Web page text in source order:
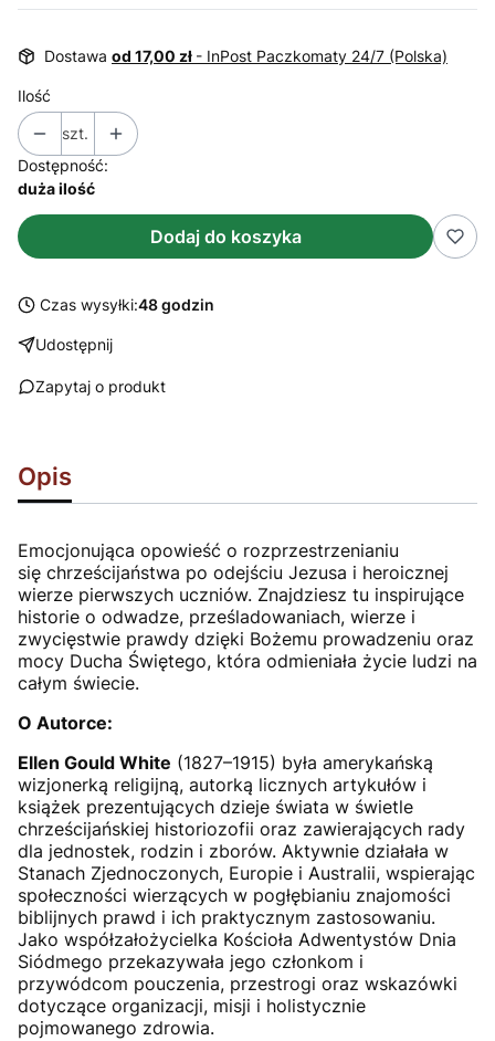
Dostawa od 17,00 zł - InPost Paczkomaty 24/7 (Polska)
Ilość
szt.
Dostępność:
duża ilość
Dodaj do koszyka
Czas wysyłki:48 godzin
Udostępnij
Zapytaj o produkt
Opis
Emocjonująca opowieść o rozprzestrzenianiu
się chrześcijaństwa po odejściu Jezusa i heroicznej
wierze pierwszych uczniów. Znajdziesz tu inspirujące
historie o odwadze, prześladowaniach, wierze i
zwycięstwie prawdy dzięki Bożemu prowadzeniu oraz
mocy Ducha Świętego, która odmieniała życie ludzi na
całym świecie.
O Autorce:
Ellen Gould White (1827–1915) była amerykańską
wizjonerką religijną, autorką licznych artykułów i
książek prezentujących dzieje świata w świetle
chrześcijańskiej historiozofii oraz zawierających rady
dla jednostek, rodzin i zborów. Aktywnie działała w
Stanach Zjednoczonych, Europie i Australii, wspierając
społeczności wierzących w pogłębianiu znajomości
biblijnych prawd i ich praktycznym zastosowaniu.
Jako współzałożycielka Kościoła Adwentystów Dnia
Siódmego przekazywała jego członkom i
przywódcom pouczenia, przestrogi oraz wskazówki
dotyczące organizacji, misji i holistycznie
pojmowanego zdrowia.